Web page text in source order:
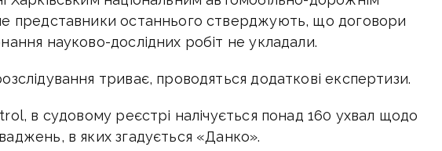
представники останнього стверджують, що договори
науково-дослідних робіт не укладали.
триває, проводяться додаткові експертизи.
в судовому реєстрі налічується понад 160 ухвал щодо
в яких згадується «Данко».